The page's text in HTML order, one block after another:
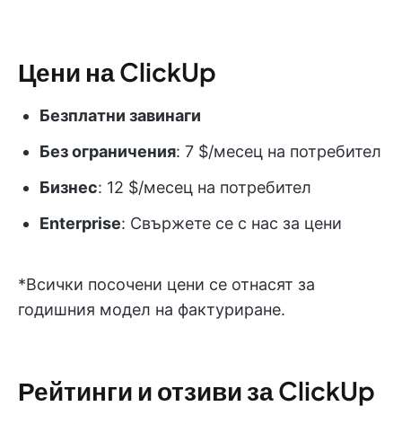
Цени на ClickUp
Безплатни завинаги
Без ограничения: 7 $/месец на потребител
Бизнес: 12 $/месец на потребител
Enterprise: Свържете се с нас за цени
*Всички посочени цени се отнасят за
годишния модел на фактуриране.
Рейтинги и отзиви за ClickUp